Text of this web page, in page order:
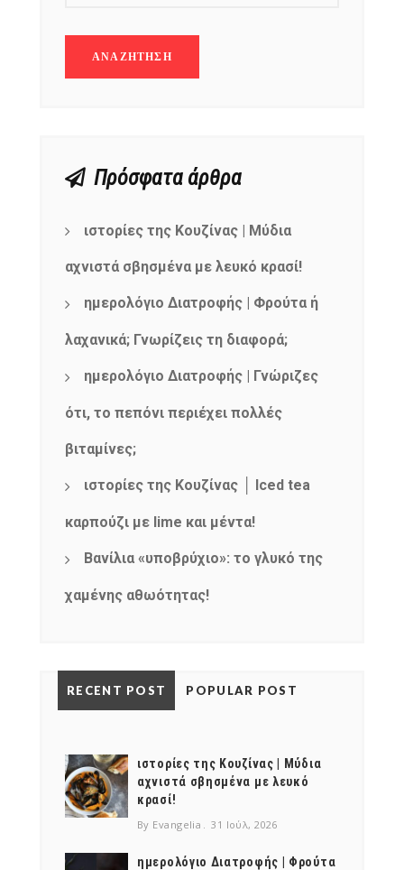
Πρόσφατα άρθρα
ιστορίες της Κουζίνας | Μύδια
αχνιστά σβησμένα με λευκό κρασί!
ημερολόγιο Διατροφής | Φρούτα ή
λαχανικά; Γνωρίζεις τη διαφορά;
ημερολόγιο Διατροφής | Γνώριζες
ότι, το πεπόνι περιέχει πολλές
βιταμίνες;
ιστορίες της Κουζίνας │ Iced tea
καρπούζι με lime και μέντα!
Βανίλια «υποβρύχιο»: το γλυκό της
χαμένης αθωότητας!
RECENT POST POPULAR POST
ιστορίες της Κουζίνας | Μύδια
αχνιστά σβησμένα με λευκό
κρασί!
By Evangelia 31 Ιούλ, 2026
ημερολόγιο Διατροφής | Φρούτα